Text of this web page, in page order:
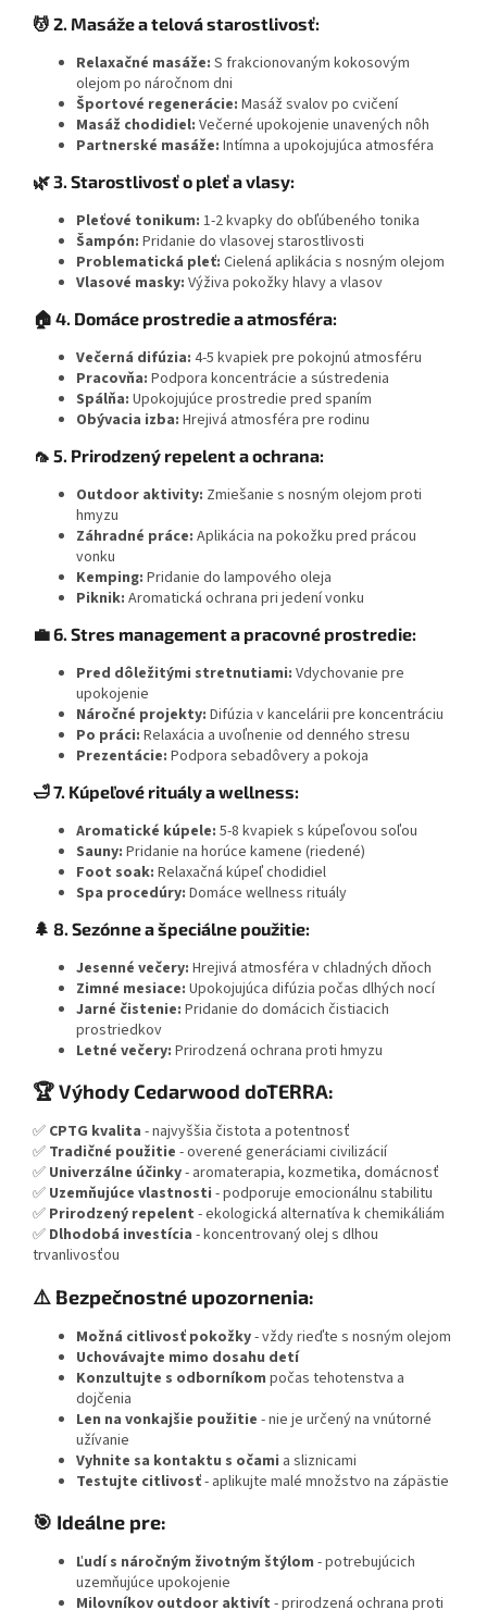
💆 2. Masáže a telová starostlivosť:
Relaxačné masáže: S frakcionovaným kokosovým
olejom po náročnom dni
Športové regenerácie: Masáž svalov po cvičení
Masáž chodidiel: Večerné upokojenie unavených nôh
Partnerské masáže: Intímna a upokojujúca atmosféra
🌿 3. Starostlivosť o pleť a vlasy:
Pleťové tonikum: 1-2 kvapky do obľúbeného tonika
Šampón: Pridanie do vlasovej starostlivosti
Problematická pleť: Cielená aplikácia s nosným olejom
Vlasové masky: Výživa pokožky hlavy a vlasov
🏠 4. Domáce prostredie a atmosféra:
Večerná difúzia: 4-5 kvapiek pre pokojnú atmosféru
Pracovňa: Podpora koncentrácie a sústredenia
Spálňa: Upokojujúce prostredie pred spaním
Obývacia izba: Hrejivá atmosféra pre rodinu
🦟 5. Prirodzený repelent a ochrana:
Outdoor aktivity: Zmiešanie s nosným olejom proti
hmyzu
Záhradné práce: Aplikácia na pokožku pred prácou
vonku
Kemping: Pridanie do lampového oleja
Piknik: Aromatická ochrana pri jedení vonku
💼 6. Stres management a pracovné prostredie:
Pred dôležitými stretnutiami: Vdychovanie pre
upokojenie
Náročné projekty: Difúzia v kancelárii pre koncentráciu
Po práci: Relaxácia a uvoľnenie od denného stresu
Prezentácie: Podpora sebadôvery a pokoja
🛁 7. Kúpeľové rituály a wellness:
Aromatické kúpele: 5-8 kvapiek s kúpeľovou soľou
Sauny: Pridanie na horúce kamene (riedené)
Foot soak: Relaxačná kúpeľ chodidiel
Spa procedúry: Domáce wellness rituály
🌲 8. Sezónne a špeciálne použitie:
Jesenné večery: Hrejivá atmosféra v chladných dňoch
Zimné mesiace: Upokojujúca difúzia počas dlhých nocí
Jarné čistenie: Pridanie do domácich čistiacich
prostriedkov
Letné večery: Prirodzená ochrana proti hmyzu
🏆 Výhody Cedarwood doTERRA:
✅ CPTG kvalita - najvyššia čistota a potentnosť
✅ Tradičné použitie - overené generáciami civilizácií
✅ Univerzálne účinky- aromaterapia, kozmetika, domácnosť
✅ Uzemňujúce vlastnosti - podporuje emocionálnu stabilitu
✅ Prirodzený repelent - ekologická alternatíva k chemikáliám
✅ Dlhodobá investícia - koncentrovaný olej s dlhou
trvanlivosťou
⚠️ Bezpečnostné upozornenia:
Možná citlivosť pokožky- vždy rieďte s nosným olejom
Uchovávajte mimo dosahu detí
Konzultujte s odborníkom počas tehotenstva a
dojčenia
Len na vonkajšie použitie - nie je určený na vnútorné
užívanie
Vyhnite sa kontaktu s očami a sliznicami
Testujte citlivosť- aplikujte malé množstvo na zápästie
🎯 Ideálne pre:
Ľudí s náročným životným štýlom - potrebujúcich
uzemňujúce upokojenie
Milovníkov outdoor aktivít - prirodzená ochrana proti